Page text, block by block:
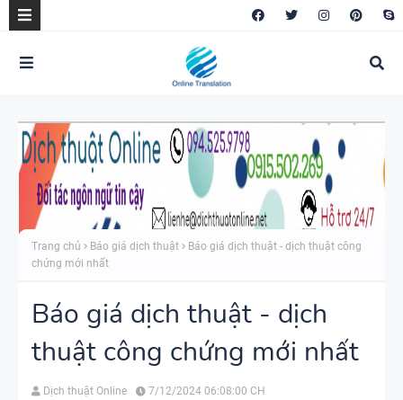
Trang chủ Báo giá dịch thuật
Báo giá dịch thuật - dịch thuật công
chứng mới nhất
Báo giá dịch thuật - dịch
thuật công chứng mới nhất
Dịch thuật Online 7/12/2024 06:08:00 CH